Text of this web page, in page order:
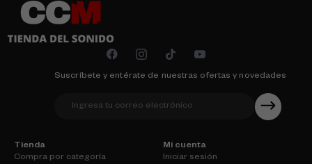
Suscríbete y entérate de nuestras ofertas y novedades
Tienda
Compra por categoría
Mi cuenta
Iniciar sesión